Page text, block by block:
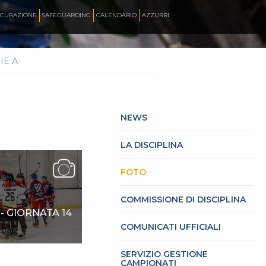
SAFEGUARDING CALENDARIO AZZURRI
A
GIORNATA 14
NEWS
LA DISCIPLINA
FOTO
COMMISSIONE DI DISCIPLINA
COMUNICATI UFFICIALI
SERVIZIO GESTIONE
CAMPIONATI
HOCKEY PISTA
INLINE ALPINE